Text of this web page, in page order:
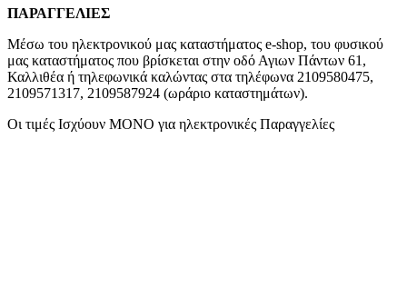
ΠΑΡΑΓΓΕΛΙΕΣ
Μέσω του ηλεκτρονικού μας καταστήματος e-shop, του φυσικού
μας καταστήματος που βρίσκεται στην οδό Αγιων Πάντων 61,
Καλλιθέα ή τηλεφωνικά καλώντας στα τηλέφωνα 2109580475,
2109571317, 2109587924 (ωράριο καταστημάτων).
Οι τιμές Ισχύουν ΜΟΝΟ για ηλεκτρονικές Παραγγελίες